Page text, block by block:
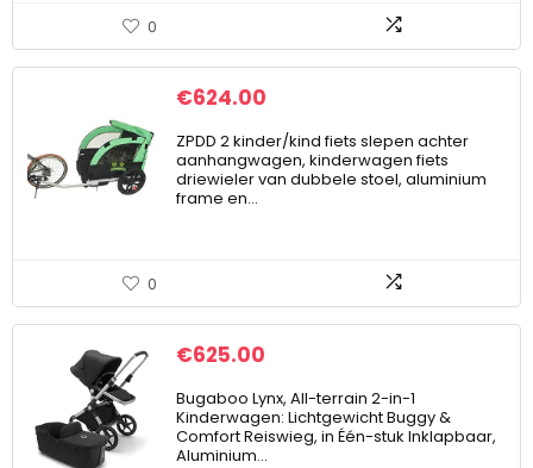
0
€624.00
ZPDD 2 kinder/kind fiets slepen achter
aanhangwagen, kinderwagen fiets
driewieler van dubbele stoel, aluminium
frame en…
0
€625.00
Bugaboo Lynx, All-terrain 2-in-1
Kinderwagen: Lichtgewicht Buggy &
Comfort Reiswieg, in Één-stuk Inklapbaar,
Aluminium…